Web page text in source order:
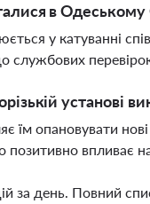
в Одеському
у катуванні
службових
установі
їм опановувати
позитивно впливає
за день. Повний